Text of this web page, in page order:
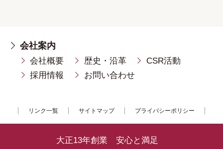
会社案内
会社概要 歴史・沿革
CSR活動
採用情報
お問い合わせ
リンク一覧 サイトマップ プライバシーポリシー
大正13年創業 安心と満足